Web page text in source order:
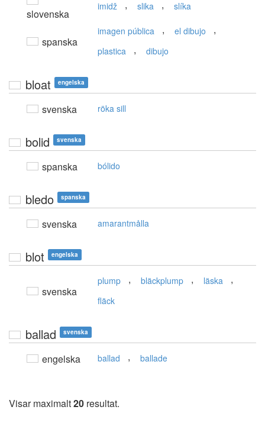
slovenska
imidž , slika , slíka
spanska
imagen pública , el dibujo ,
plastica , dibujo
bloat engelska
svenska röka sill
bolid svenska
spanska bólido
bledo spanska
svenska amarantmålla
blot engelska
svenska
plump , bläckplump , läska ,
fläck
ballad svenska
engelska ballad , ballade
Visar maximalt20 resultat.